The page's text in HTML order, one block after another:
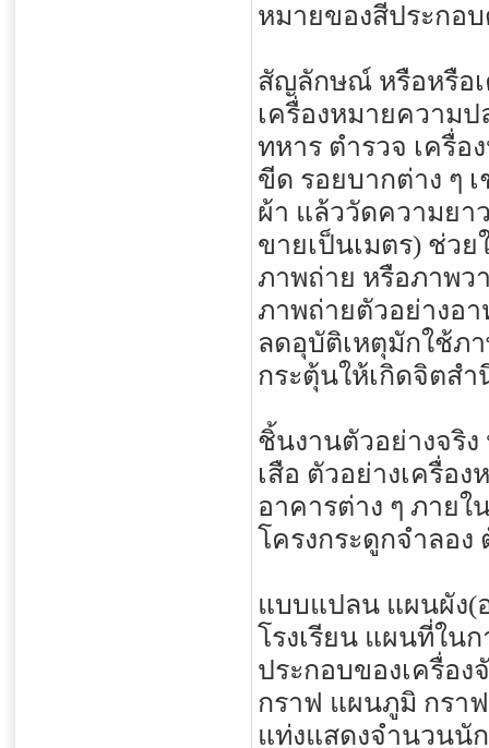
หมายของสีประกอ
สัญลักษณ์ หรือหรือเ
เครื่องหมายความ
ทหาร ตำรวจ เครื่อ
ขีด รอยบากต่าง ๆ
ผ้า แล้ววัดความยา
ขายเป็นเมตร) ช่วย
ภาพถ่าย หรือภาพว
ภาพถ่ายตัวอย่างอ
ลดอุบัติเหตุมักใช้ภ
กระตุ้นให้เกิดจิตส
ชิ้นงานตัวอย่างจริ
เสือ ตัวอย่างเครื่อ
อาคารต่าง ๆ ภายใ
โครงกระดูกจำลอ
แบบแปลน แผนผัง(
โรงเรียน แผนที่ใน
ประกอบของเครื่อง
กราฟ แผนภูมิ กรา
แท่งแสดงจำนวนนั